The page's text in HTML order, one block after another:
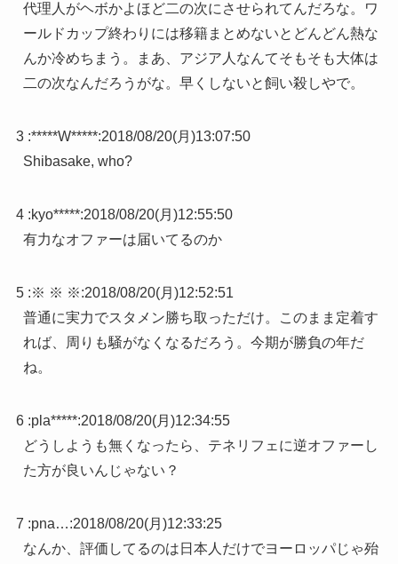
代理人がヘボかよほど二の次にさせられてんだろな。ワ
ールドカップ終わりには移籍まとめないとどんどん熱な
んか冷めちまう。まあ、アジア人なんてそもそも大体は
二の次なんだろうがな。早くしないと飼い殺しやで。
3 :*****W*****:2018/08/20(月)13:07:50
Shibasake, who?
4 :kyo*****:2018/08/20(月)12:55:50
有力なオファーは届いてるのか
5 :※ ※ ※:2018/08/20(月)12:52:51
普通に実力でスタメン勝ち取っただけ。このまま定着す
れば、周りも騒がなくなるだろう。今期が勝負の年だ
ね。
6 :pla*****:2018/08/20(月)12:34:55
どうしようも無くなったら、テネリフェに逆オファーし
た方が良いんじゃない？
7 :pna…:2018/08/20(月)12:33:25
なんか、評価してるのは日本人だけでヨーロッパじゃ殆